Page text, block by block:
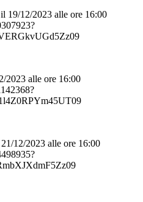
12/2023 alle ore 16:00
alle ore 16:00
12/2023 alle ore 16:00